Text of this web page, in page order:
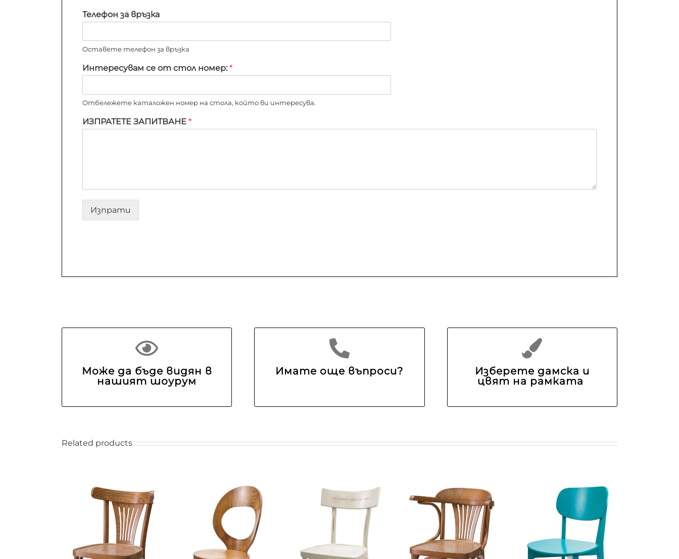
Телефон за връзка
Оставете телефон за връзка
Интересувам се от стол номер: *
Отбележете каталожен номер на стола, който ви интересува.
ИЗПРАТЕТЕ ЗАПИТВАНЕ *
Изпрати
Може да бъде видян в
нашият шоурум
Имате още въпроси?
Изберете дамска и
цвят на рамката
Related products